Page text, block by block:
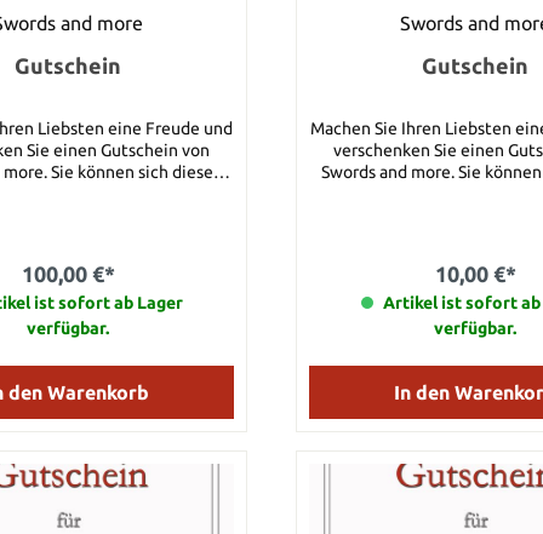
and more
Gutschein
Liebsten eine Freude und
Sie einen Gutschein von
sich diesen
versandt und gleichzeitig
erhalten dann die Email mit
und können diesen
Ihnen Ihr Swords
and more Team
100,00 €*
ist sofort ab Lager
verfügbar.
den Warenkorb
Swords and
Gutschein
Machen Sie Ihren Liebsten
verschenken Sie einen
Swords and more. Sie können sich diesen
Gutschein versandt und
aktiviert. Sie erhalten dann
einem Gutscheincode und
tolle Geschenke wünscht Ihnen Ihr
and more Team
10,00 €*
Artikel ist sofort ab
verfügbar.
In den